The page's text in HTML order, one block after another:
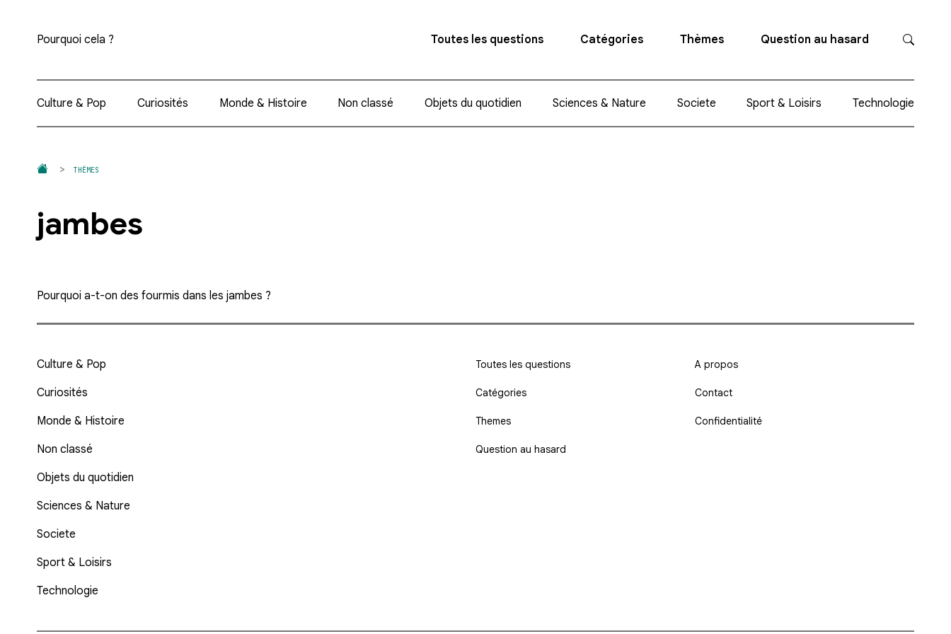
Pourquoi cela ? Toutes les questions Catégories Thèmes Question au hasard
Culture & Pop Curiosités Monde & Histoire Non classé Objets du quotidien Sciences & Nature Societe Sport & Loisirs Technologie
THÈMES
jambes
Pourquoi a-t-on des fourmis dans les jambes ?
Culture & Pop
Curiosités
Monde & Histoire
Non classé
Objets du quotidien
Sciences & Nature
Societe
Sport & Loisirs
Technologie
Toutes les questions
Catégories
Themes
Question au hasard
A propos
Contact
Confidentialité